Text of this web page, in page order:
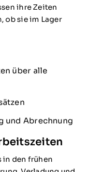
ihre Zeiten
ob sie im Lager
über alle
und Abrechnung
in den frühen